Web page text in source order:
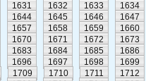
1631 1632 1633
1634
1644 1645 1646
1647
1657 1658 1659
1660
1670 1671 1672
1673
1683 1684 1685
1686
1696 1697 1698
1699
1709 1710 1711
1712